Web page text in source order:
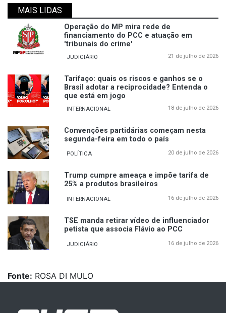
MAIS LIDAS
Operação do MP mira rede de
financiamento do PCC e atuação em
'tribunais do crime'
JUDICIÁRIO 21 de julho de 2026
Tarifaço: quais os riscos e ganhos se o
Brasil adotar a reciprocidade? Entenda o
que está em jogo
INTERNACIONAL 18 de julho de 2026
Convenções partidárias começam nesta
segunda-feira em todo o país
POLÍTICA 20 de julho de 2026
Trump cumpre ameaça e impõe tarifa de
25% a produtos brasileiros
INTERNACIONAL 16 de julho de 2026
TSE manda retirar vídeo de influenciador
petista que associa Flávio ao PCC
JUDICIÁRIO 16 de julho de 2026
Fonte: ROSA DI MULO